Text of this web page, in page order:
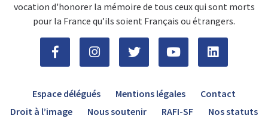
vocation d'honorer la mémoire de tous ceux qui sont morts
pour la France qu’ils soient Français ou étrangers.
Espace délégués Mentions légales
Contact
Droit à l’image
Nous soutenir RAFI-SF Nos statuts